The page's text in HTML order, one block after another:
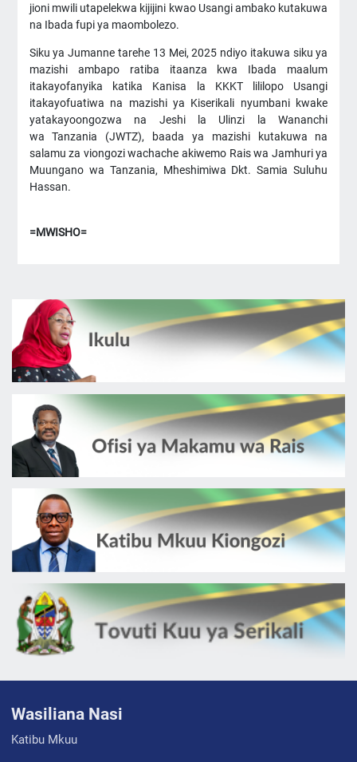
jioni mwili utapelekwa kijijini kwao Usangi ambako kutakuwa
na Ibada fupi ya maombolezo.
Siku ya Jumanne tarehe 13 Mei, 2025 ndiyo itakuwa siku ya
mazishi ambapo ratiba itaanza kwa Ibada maalum
itakayofanyika katika Kanisa la KKKT lililopo Usangi
itakayofuatiwa na mazishi ya Kiserikali nyumbani kwake
yatakayoongozwa na Jeshi la Ulinzi la Wananchi
wa Tanzania (JWTZ), baada ya mazishi kutakuwa na
salamu za viongozi wachache akiwemo Rais wa Jamhuri ya
Muungano wa Tanzania, Mheshimiwa Dkt. Samia Suluhu
Hassan.
=MWISHO=
Wasiliana Nasi
Katibu Mkuu